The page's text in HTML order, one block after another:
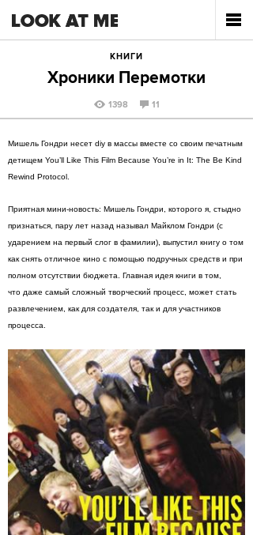
КНИГИ
Хроники Перемотки
1398 11
Мишель Гондри несет diy в массы вместе со своим печатным
детищем You’ll Like This Film Because You’re in It: The Be Kind
Rewind Protocol.
Приятная мини-новость: Мишель Гондри, которого я, стыдно
признаться, пару лет назад называл Майклом Гондри (с
ударением на первый слог в фамилии), выпустил книгу о том
как снять отличное кино с помощью подручных средств и при
полном отсутствии бюджета. Главная идея книги в том,
что даже самый сложный творческий процесс, может стать
развлечением, как для создателя, так и для участников
процесса.